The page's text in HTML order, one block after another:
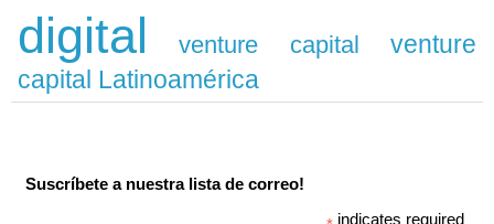
digital
venture capital
venture
capital Latinoamérica
Suscríbete a nuestra lista de correo!
indicates required